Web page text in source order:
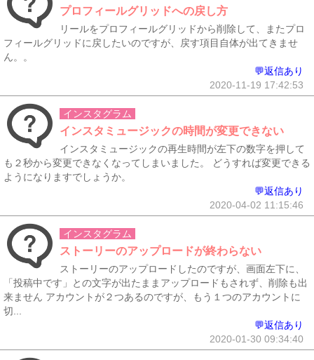
プロフィールグリッドへの戻し方
リールをプロフィールグリッドから削除して、またプロ
フィールグリッドに戻したいのですが、戻す項目自体が出てきませ
ん。。
💬返信あり
2020-11-19 17:42:53
インスタグラム
インスタミュージックの時間が変更できない
インスタミュージックの再生時間が左下の数字を押して
も２秒から変更できなくなってしまいました。 どうすれば変更できる
ようになりますでしょうか。
💬返信あり
2020-04-02 11:15:46
インスタグラム
ストーリーのアップロードが終わらない
ストーリーのアップロードしたのですが、画面左下に、
「投稿中です」との文字が出たままアップロードもされず、削除も出
来ません アカウントが２つあるのですが、もう１つのアカウントに
切...
💬返信あり
2020-01-30 09:34:40